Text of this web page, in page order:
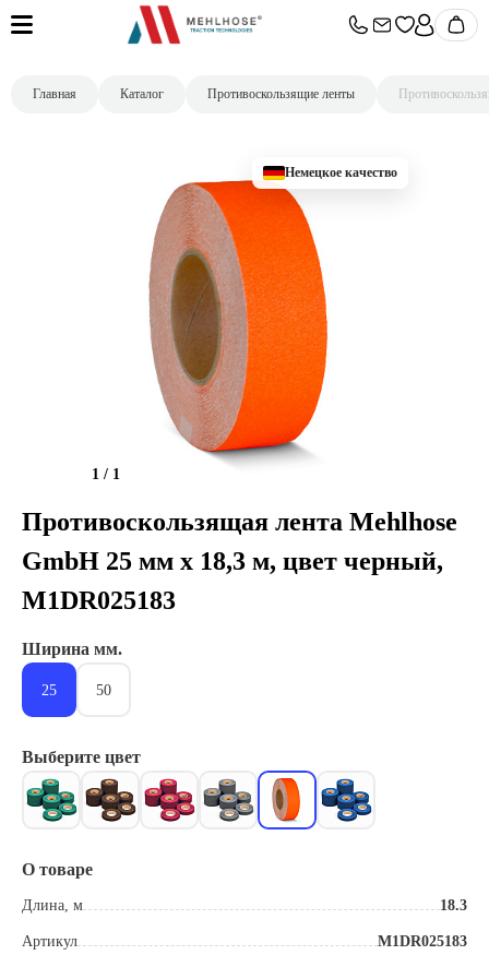
Главная Каталог Противоскользящие ленты
Немецкое качество
Противоскользящая лента Mehlhose
GmbH 25 мм х 18,3 м, цвет черный,
M1DR025183
Ширина мм.
25 50
Выберите цвет
О товаре
Длина, м 18.3
Артикул M1DR025183